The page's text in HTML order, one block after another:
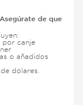
de que
por canje
o añadidos
dólares.